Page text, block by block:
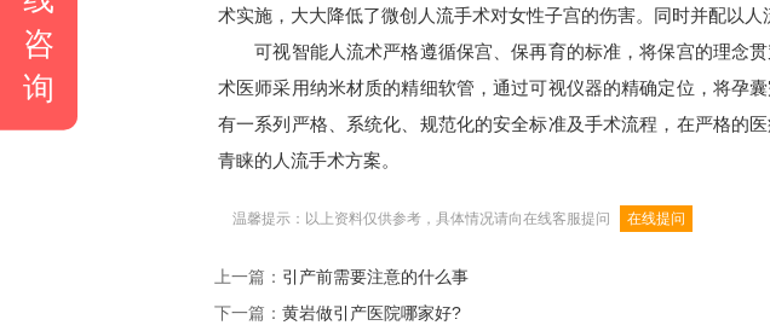
术实施，大大降低了微创人流手术对女性子宫的伤害。同时并配以
可视智能人流术严格遵循保宫、保再育的标准，将保宫的理念贯
术医师采用纳米材质的精细软管，通过可视仪器的精确定位，将孕
有一系列严格、系统化、规范化的安全标准及手术流程，在严格的
青睐的人流手术方案。
温馨提示：以上资料仅供参考，具体情况请向在线客服提问 在线提问
上一篇： 引产前需要注意的什么事
下一篇： 黄岩做引产医院哪家好?
咨
询